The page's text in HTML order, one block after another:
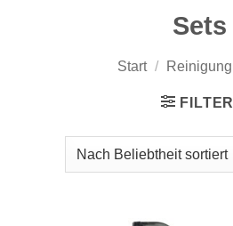
Sets
Start / Reinigung
FILTER